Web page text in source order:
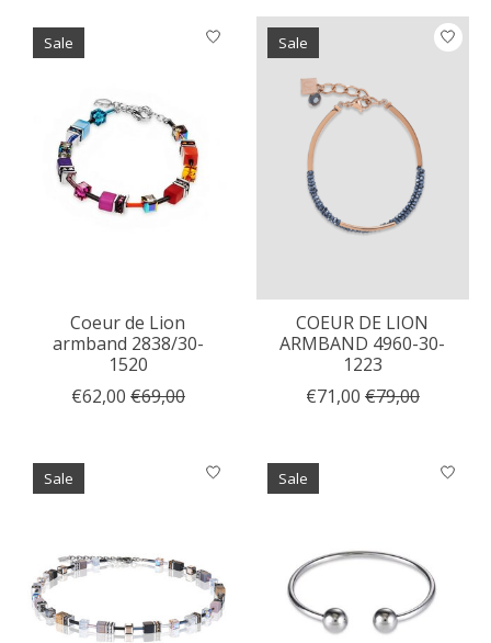
Sale
Coeur de Lion
armband 2838/30-
1520
€62,00 €69,00
Sale
COEUR DE LION
ARMBAND 4960-30-
1223
€71,00 €79,00
Sale Sale